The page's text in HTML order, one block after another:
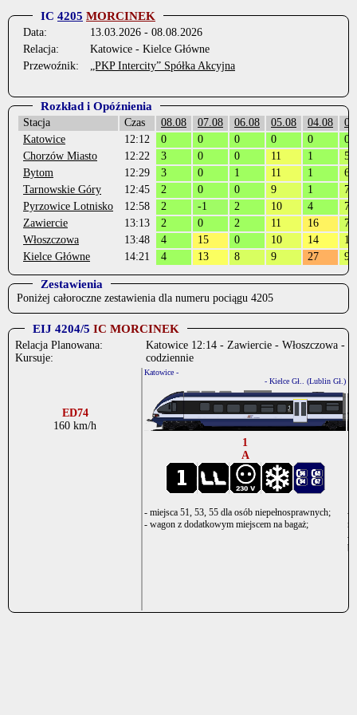
IC 4205 MORCINEK
Data:
13.03.2026 - 08.08.2026
Relacja:
Katowice - Kielce Główne
Przewoźnik:
„PKP Intercity” Spółka Akcyjna
Rozkład i Opóźnienia
Stacja Czas 08.08 07.08 06.08 05.08 04.08
Katowice
12:12 0 0 0 0 0
0
Chorzów Miasto
12:22 3 0 0 11 1
5
Bytom
12:29 3 0 1 11 1
6
Tarnowskie Góry
12:45 2 0 0 9 1
7
Pyrzowice Lotnisko
12:58 2 -1 2 10 4
7
Zawiercie
13:13 2 0 2 11 16
7
Włoszczowa
13:48 4 15 0 10 14
10
Kielce Główne
14:21 4 13 8 9 27 9
Zestawienia
Poniżej całoroczne zestawienia dla numeru pociągu 4205
EIJ 4204/5 IC MORCINEK
Relacja Planowana:
Kursuje:
Katowice 12:14 - Zawiercie - Włoszczowa -
codziennie
ED74
160 km/h
Katowice -
- Kielce Gł.. (Lublin Gł.)
1
A
- miejsca 51, 53, 55 dla osób niepełnosprawnych;
- wagon z dodatkowym miejscem na bagaż;
-
-